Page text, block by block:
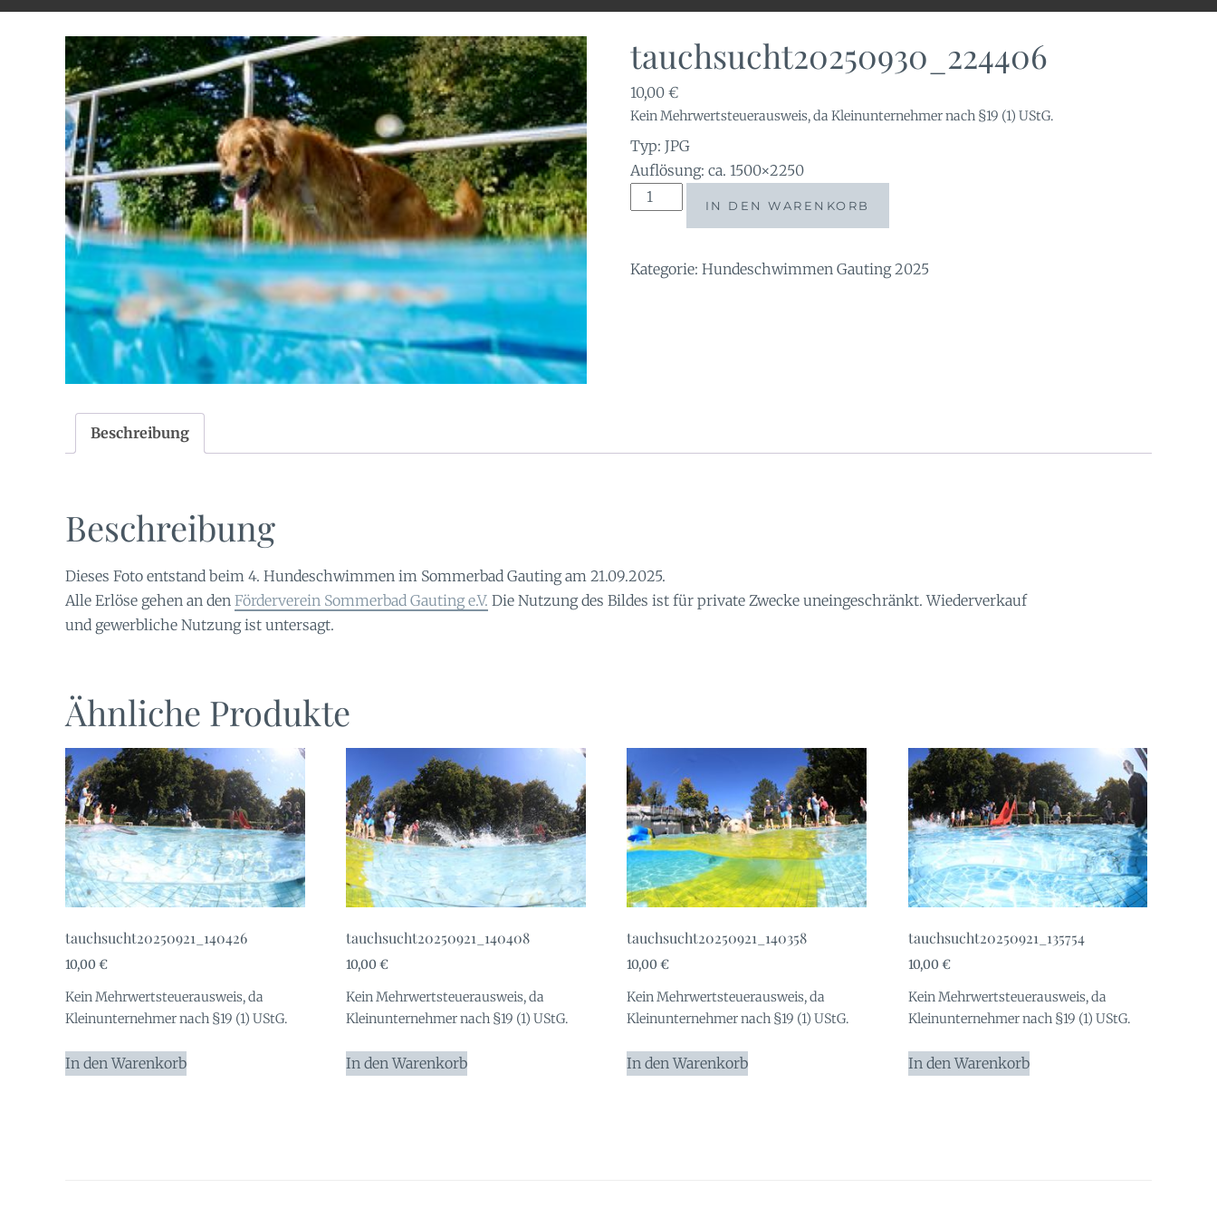
tauchsucht20250930_224406
10,00 €
Kein Mehrwertsteuerausweis, da Kleinunternehmer nach §19 (1) UStG.
Typ: JPG
Auflösung: ca. 1500×2250
tauchsucht20250930_224406
IN DEN WARENKORB
Kategorie: Hundeschwimmen Gauting 2025
Beschreibung
Beschreibung
Dieses Foto entstand beim 4. Hundeschwimmen im Sommerbad Gauting am 21.09.2025.
Alle Erlöse gehen an den Förderverein Sommerbad Gauting e.V. Die Nutzung des Bildes ist für private Zwecke uneingeschränkt. Wiederverkauf
und gewerbliche Nutzung ist untersagt.
Ähnliche Produkte
tauchsucht20250921_140426
10,00 €
Kein Mehrwertsteuerausweis, da
Kleinunternehmer nach §19 (1) UStG.
In den Warenkorb
tauchsucht20250921_140408
10,00€
Kein Mehrwertsteuerausweis, da
Kleinunternehmer nach §19 (1) UStG.
In den Warenkorb
tauchsucht20250921_140358
10,00€
Kein Mehrwertsteuerausweis, da
Kleinunternehmer nach §19 (1) UStG.
In den Warenkorb
tauchsucht20250921_135754
10,00 €
Kein Mehrwertsteuerausweis, da
Kleinunternehmer nach §19 (1) UStG.
In den Warenkorb